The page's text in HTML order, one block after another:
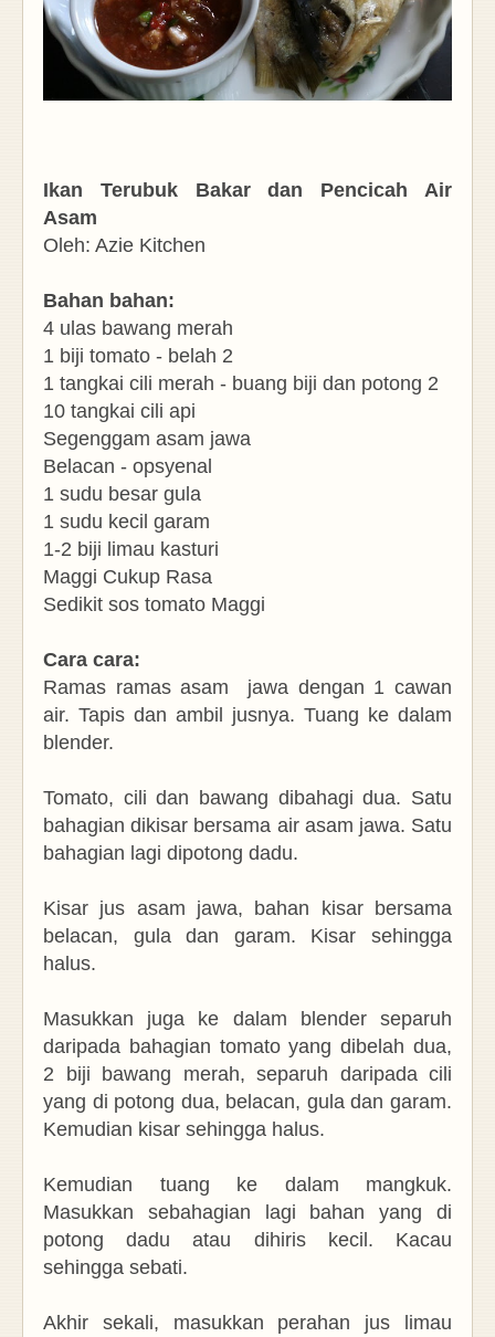
Ikan Terubuk Bakar dan Pencicah Air
Asam
Oleh: Azie Kitchen
Bahan bahan:
4 ulas bawang merah
1 biji tomato - belah 2
1 tangkai cili merah - buang biji dan potong 2
10 tangkai cili api
Segenggam asam jawa
Belacan - opsyenal
1 sudu besar gula
1 sudu kecil garam
1-2 biji limau kasturi
Maggi Cukup Rasa
Sedikit sos tomato Maggi
Cara cara:
Ramas ramas asam jawa dengan 1 cawan
air. Tapis dan ambil jusnya. Tuang ke dalam
blender.
Tomato, cili dan bawang dibahagi dua. Satu
bahagian dikisar bersama air asam jawa. Satu
bahagian lagi dipotong dadu.
Kisar jus asam jawa, bahan kisar bersama
belacan, gula dan garam. Kisar sehingga
halus.
Masukkan juga ke dalam blender separuh
daripada bahagian tomato yang dibelah dua,
2 biji bawang merah, separuh daripada cili
yang di potong dua, belacan, gula dan garam.
Kemudian kisar sehingga halus.
Kemudian tuang ke dalam mangkuk.
Masukkan sebahagian lagi bahan yang di
potong dadu atau dihiris kecil. Kacau
sehingga sebati.
Akhir sekali, masukkan perahan jus limau